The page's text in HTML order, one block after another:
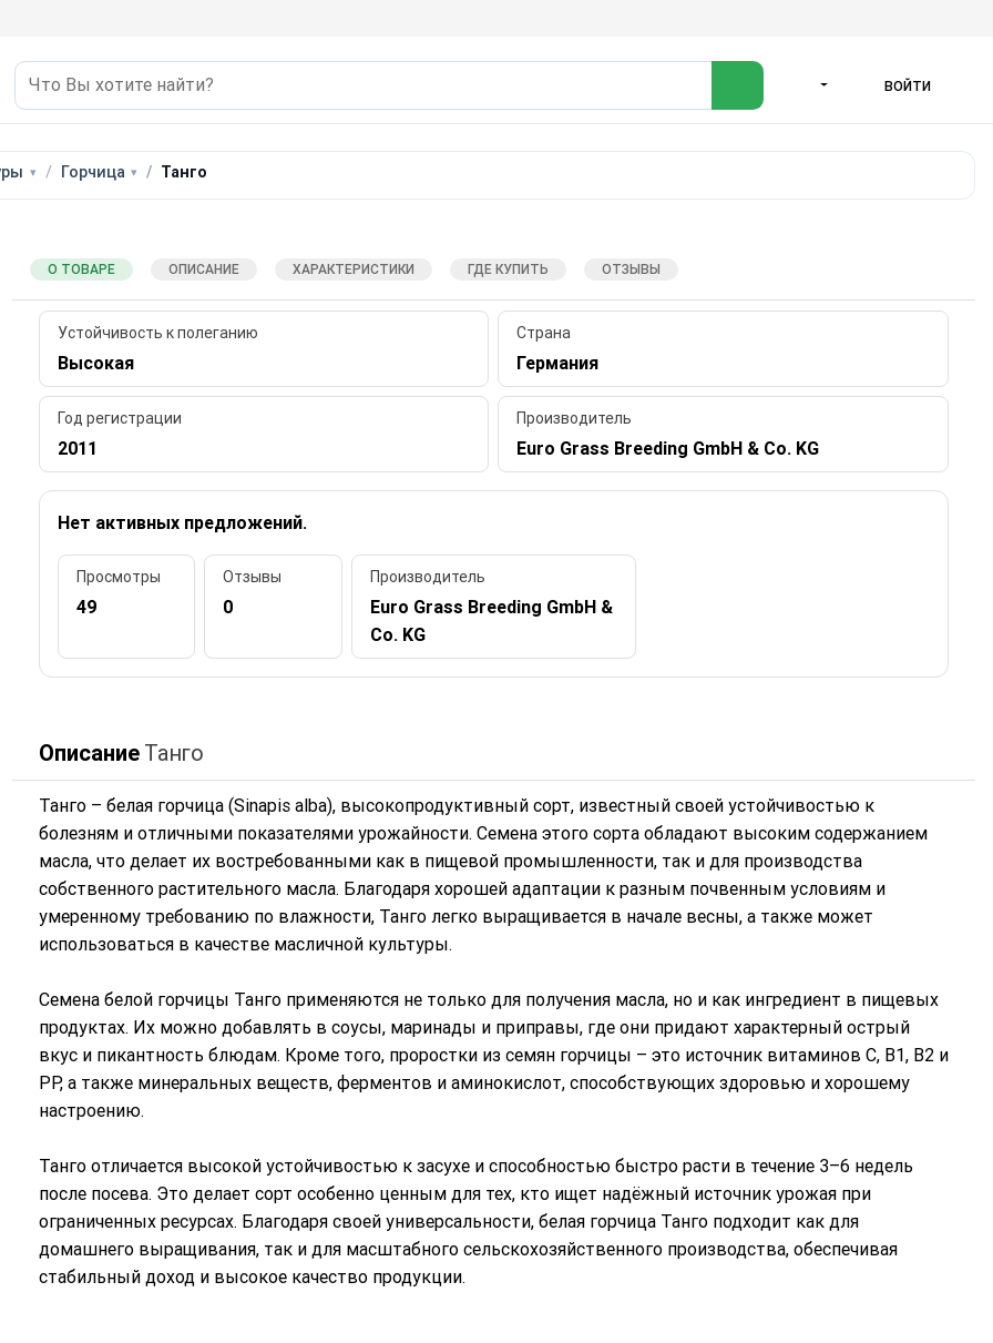
ВОЙТИ
Горчица Танго
О ТОВАРЕ ОПИСАНИЕ ХАРАКТЕРИСТИКИ ГДЕ КУПИТЬ ОТЗЫВЫ
Устойчивость к полеганию
Высокая
Страна
Германия
Год регистрации
2011
Производитель
Euro Grass Breeding GmbH & Co. KG
Нет активных предложений.
Просмотры
49
Отзывы
0
Производитель
Euro Grass Breeding GmbH &
Co. KG
Описание Танго
Танго – белая горчица (Sinapis alba), высокопродуктивный сорт, известный своей устойчивостью к
болезням и отличными показателями урожайности. Семена этого сорта обладают высоким содержанием
масла, что делает их востребованными как в пищевой промышленности, так и для производства
собственного растительного масла. Благодаря хорошей адаптации к разным почвенным условиям и
умеренному требованию по влажности, Танго легко выращивается в начале весны, а также может
использоваться в качестве масличной культуры.
Семена белой горчицы Танго применяются не только для получения масла, но и как ингредиент в пищевых
продуктах. Их можно добавлять в соусы, маринады и приправы, где они придают характерный острый
вкус и пикантность блюдам. Кроме того, проростки из семян горчицы – это источник витаминов С, В1, В2 и
PP, а также минеральных веществ, ферментов и аминокислот, способствующих здоровью и хорошему
настроению.
Танго отличается высокой устойчивостью к засухе и способностью быстро расти в течение 3–6 недель
после посева. Это делает сорт особенно ценным для тех, кто ищет надёжный источник урожая при
ограниченных ресурсах. Благодаря своей универсальности, белая горчица Танго подходит как для
домашнего выращивания, так и для масштабного сельскохозяйственного производства, обеспечивая
стабильный доход и высокое качество продукции.